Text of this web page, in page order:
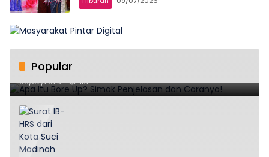
Popular
Apa Itu Bore Up? Simak Penjelasan dan Caranya!
06/02/2025 182